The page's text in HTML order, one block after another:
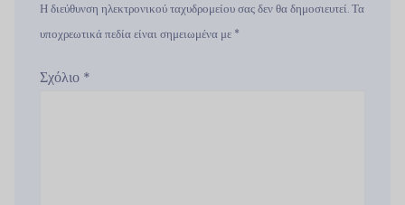
Η διεύθυνση ηλεκτρονικού ταχυδρομείου σας δεν θα δημοσιευτεί. Τα
υποχρεωτικά πεδία είναι σημειωμένα με *
Σχόλιο *